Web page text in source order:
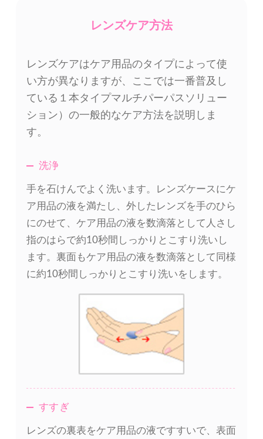
レンズケア方法
レンズケアはケア用品のタイプによって使
い方が異なりますが、ここでは一番普及し
ている１本タイプマルチパーパスソリュー
ション）の一般的なケア方法を説明しま
す。
洗浄
手を石けんでよく洗います。レンズケースにケ
ア用品の液を満たし、外したレンズを手のひら
にのせて、ケア用品の液を数滴落として人さし
指のはらで約10秒間しっかりとこすり洗いし
ます。裏面もケア用品の液を数滴落として同様
に約10秒間しっかりとこすり洗いをします。
すすぎ
レンズの裏表をケア用品の液ですすいで、表面